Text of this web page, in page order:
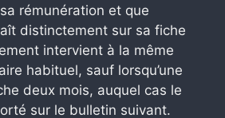
rémunération et que
distinctement sur sa fiche
intervient à la même
habituel, sauf lorsqu’une
deux mois, auquel cas le
sur le bulletin suivant.